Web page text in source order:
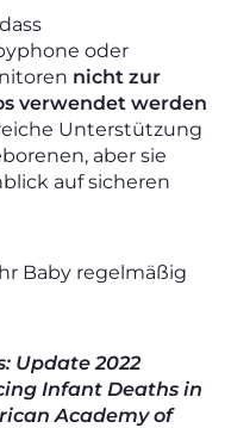
oder
nicht zur
verwendet werden
Unterstützung
aber sie
auf sicheren
Baby regelmäßig
Update 2022
Infant Deaths in
Academy of